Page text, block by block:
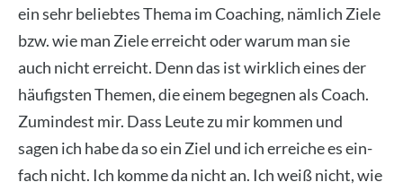
ein sehr belieb­tes The­ma im Coa­ching, näm­lich Zie­le
bzw. wie man Zie­le erreicht oder war­um man sie
auch nicht erreicht. Denn das ist wirk­lich eines der
häu­figs­ten The­men, die einem begeg­nen als Coach.
Zumin­dest mir. Dass Leu­te zu mir kom­men und
sagen ich habe da so ein Ziel und ich errei­che es ein­
fach nicht. Ich kom­me da nicht an. Ich weiß nicht, wie